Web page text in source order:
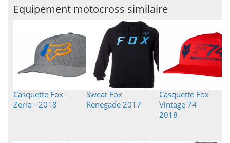
Equipement motocross similaire
Casquette Fox
Zerio - 2018
Sweat Fox
Renegade 2017
Casquette Fox
Vintage 74 -
2018